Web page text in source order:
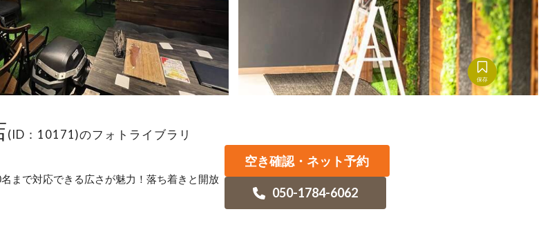
保存
(ID：10171)のフォトライブラリ
まで対応できる広さが魅力！落ち着きと開放
空き確認・ネット予約
050-1784-6062